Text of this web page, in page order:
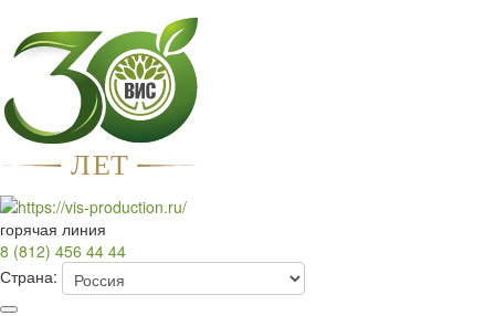
ЛЕТ
горячая линия
8 (812) 456 44 44
Страна: